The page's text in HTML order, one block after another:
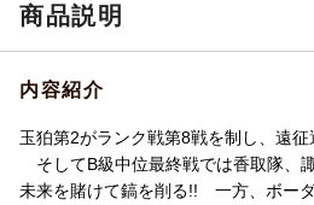
商品説明
内容紹介
玉狛第2がランク戦第8戦を制し、遠征
そしてB級中位最終戦では香取隊、
未来を賭けて鎬を削る!! 一方、ボー